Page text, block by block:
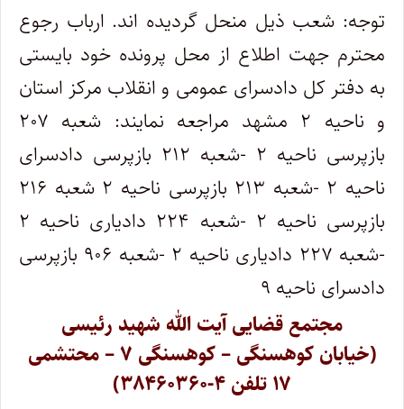
توجه: شعب ذیل منحل گردیده اند. ارباب رجوع
محترم جهت اطلاع از محل پرونده خود بایستی
به دفتر کل دادسرای عمومی و انقلاب مرکز استان
و ناحیه ۲ مشهد مراجعه نمایند: شعبه ۲۰۷
بازپرسی ناحیه ۲ -شعبه ۲۱۲ بازپرسی دادسرای
ناحیه ۲ -شعبه ۲۱۳ بازپرسی ناحیه ۲ شعبه ۲۱۶
بازپرسی ناحیه ۲ -شعبه ۲۲۴ دادیاری ناحیه ۲
-شعبه ۲۲۷ دادیاری ناحیه ۲ -شعبه ۹۰۶ بازپرسی
دادسرای ناحیه ۹
مجتمع قضایی آیت الله شهید رئیسی
(خیابان کوهسنگی – کوهسنگی ۷ – محتشمی
۱۷ تلفن ۴-۳۸۴۶۰۳۶۰)